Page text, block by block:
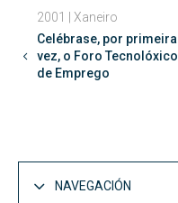
2001 | Xaneiro
Celébrase, por primeira
vez, o Foro Tecnolóxico
de Emprego
NAVEGACIÓN